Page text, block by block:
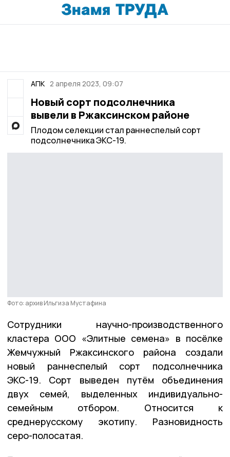
АПК 2 апреля 2023, 09:07
Новый сорт подсолнечника
вывели в Ржаксинском районе
Плодом селекции стал раннеспелый сорт
подсолнечника ЭКС-19.
Фото: архив Ильгиза Мустафина
Сотрудники научно-производственного
кластера ООО «Элитные семена» в посёлке
Жемчужный Ржаксинского района создали
новый раннеспелый сорт подсолнечника
ЭКС-19. Сорт выведен путём объединения
двух семей, выделенных индивидуально-
семейным отбором. Относится к
среднерусскому экотипу. Разновидность
серо-полосатая.